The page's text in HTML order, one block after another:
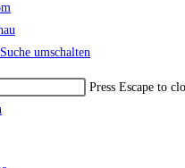
umschalten
Press Escape to